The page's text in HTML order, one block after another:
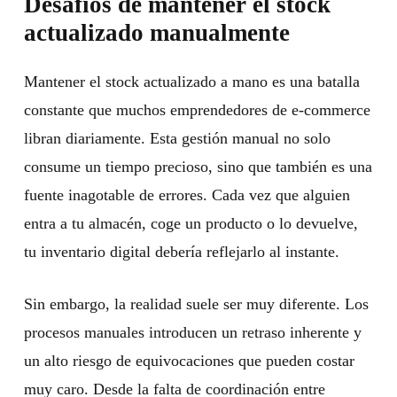
actualizado manualmente
Mantener el stock actualizado a mano es una batalla
constante que muchos emprendedores de e-commerce
libran diariamente. Esta gestión manual no solo
consume un tiempo precioso, sino que también es una
fuente inagotable de errores. Cada vez que alguien
entra a tu almacén, coge un producto o lo devuelve,
tu inventario digital debería reflejarlo al instante.
Sin embargo, la realidad suele ser muy diferente. Los
procesos manuales introducen un retraso inherente y
un alto riesgo de equivocaciones que pueden costar
muy caro. Desde la falta de coordinación entre